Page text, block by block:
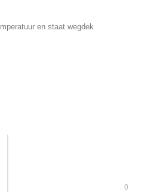
en staat wegdek
0